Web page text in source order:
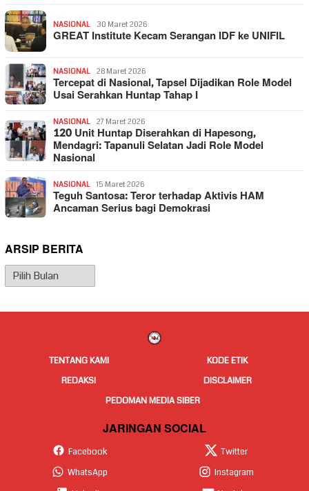
NASIONAL 30 Maret 2026
GREAT Institute Kecam Serangan IDF ke UNIFIL
NASIONAL 28 Maret 2026
Tercepat di Nasional, Tapsel Dijadikan Role Model
Usai Serahkan Huntap Tahap I
NASIONAL 27 Maret 2026
120 Unit Huntap Diserahkan di Hapesong,
Mendagri: Tapanuli Selatan Jadi Role Model
Nasional
NASIONAL 15 Maret 2026
Teguh Santosa: Teror terhadap Aktivis HAM
Ancaman Serius bagi Demokrasi
ARSIP BERITA
Arsip
Berita
TENTANG KAMI
KODE ETIK
REDAKSI
DISCLAIMER
PEDOMAN MEDIA SIBER
JARINGAN SOCIAL
Facebook
Twitter
WhatsApp
Instagram